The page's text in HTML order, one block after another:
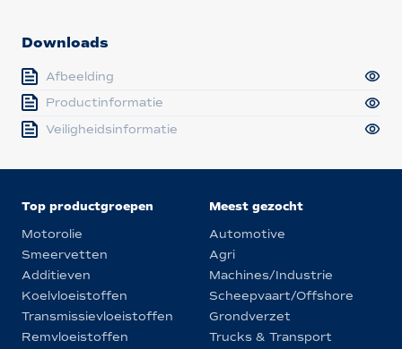
Downloads
Afbeelding
Productinformatie
Veiligheidsinformatie
Top productgroepen
Motorolie
Smeervetten
Additieven
Koelvloeistoffen
Transmissievloeistoffen
Remvloeistoffen
Meest gezocht
Automotive
Agri
Machines/Industrie
Scheepvaart/Offshore
Grondverzet
Trucks & Transport